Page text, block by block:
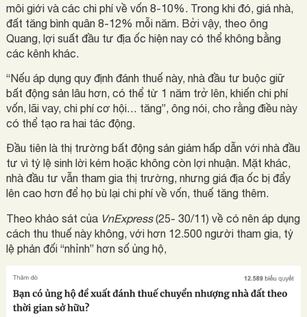
môi giới và các chi phí về vốn 8-10%. Trong khi đó, giá nhà,
đất tăng bình quân 8-12% mỗi năm. Bởi vậy, theo ông
Quang, lợi suất đầu tư địa ốc hiện nay có thể không bằng
các kênh khác.
“Nếu áp dụng quy định đánh thuế này, nhà đầu tư buộc giữ
bất động sản lâu hơn, có thể từ 1 năm trở lên, khiến chi phí
vốn, lãi vay, chi phí cơ hội… tăng”, ông nói, cho rằng điều này
có thể tạo ra hai tác động.
Đầu tiên là thị trường bất động sản giảm hấp dẫn với nhà đầu
tư vì tỷ lệ sinh lời kém hoặc không còn lợi nhuận. Mặt khác,
nhà đầu tư vẫn tham gia thị trường, nhưng giá địa ốc bị đẩy
lên cao hơn để họ bù lại chi phí về vốn, thuế tăng thêm.
Theo khảo sát của VnExpress(25- 30/11) về có nên áp dụng
cách thu thuế này không, với hơn 12.500 người tham gia, tỷ
lệ phản đối “nhỉnh” hơn số ủng hộ,